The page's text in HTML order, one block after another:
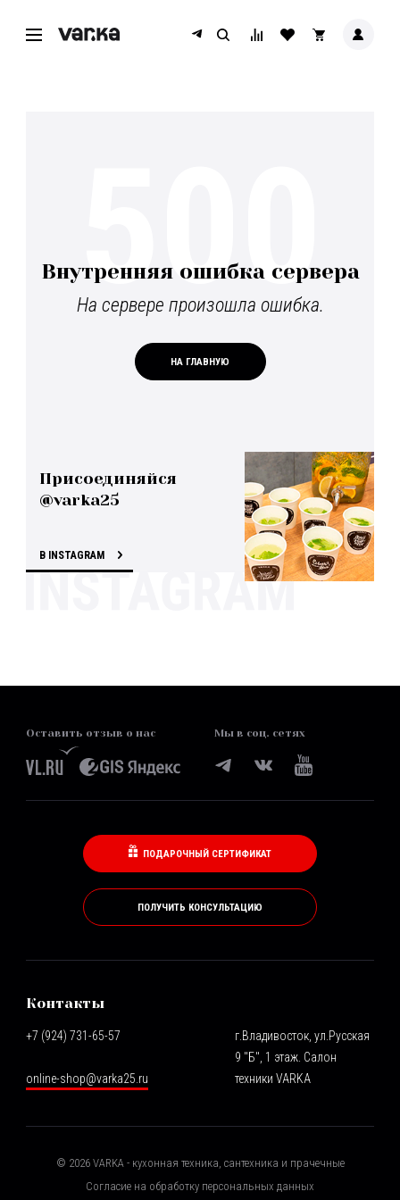
Внутренняя ошибка сервера
На сервере произошла ошибка.
НА ГЛАВНУЮ
500
Присоединяйся
@varka25
В INSTAGRAM
Оставить отзыв о нас Мы в соц. сетях
ПОДАРОЧНЫЙ СЕРТИФИКАТ
ПОЛУЧИТЬ КОНСУЛЬТАЦИЮ
Контакты
+7 (924) 731-65-57
online-shop@varka25.ru
г.Владивосток, ул.Русская
9 "Б", 1 этаж. Салон
техники VARKA
© 2026VARKA - кухонная техника, сантехника и прачечные
Согласие на обработку персональных данных